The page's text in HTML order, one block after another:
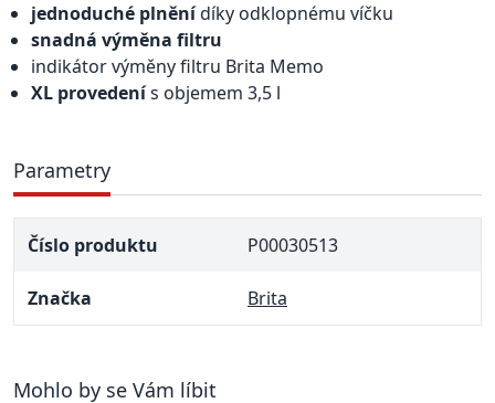
jednoduché plněnídíky odklopnému víčku
snadná výměna filtru
indikátor výměny filtru Brita Memo
XL provedenís objemem 3,5 l
Parametry
Číslo produktu P00030513
Značka Brita
Mohlo by se Vám líbit